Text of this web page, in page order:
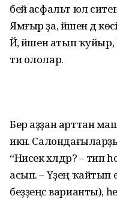
бейә асфальт юл
Ямғыр ҙа, йәшен дә
Йә, йәшен атып ҡуйыр,
ти ололар.
Бер аҙҙан арттан
икән.
“Нисек хәлдәр? – тип
асып. – Үҙең ҡайтып
беҙҙеңсә варианты),